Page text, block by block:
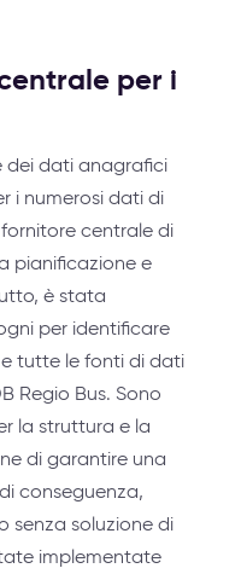
per i
dei dati anagrafici
i numerosi dati di
centrale di
pianificazione e
è stata
per identificare
tutte le fonti di dati
Regio Bus. Sono
la struttura e la
di garantire una
conseguenza,
senza soluzione di
implementate